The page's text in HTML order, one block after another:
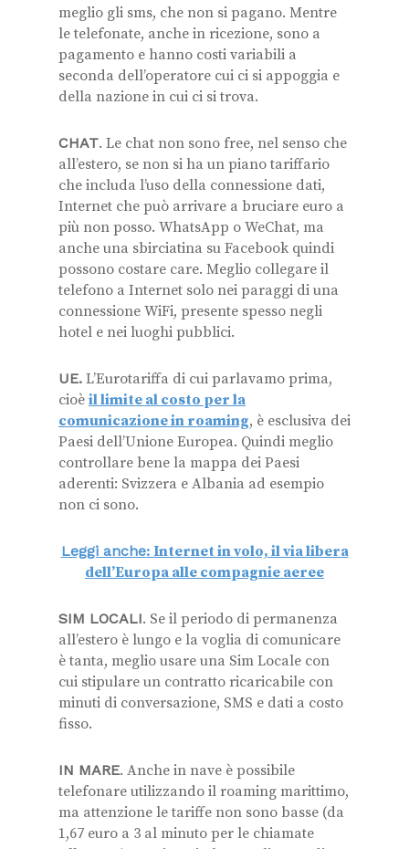
meglio gli sms, che non si pagano. Mentre
le telefonate, anche in ricezione, sono a
pagamento e hanno costi variabili a
seconda dell’operatore cui ci si appoggia e
della nazione in cui ci si trova.
CHAT. Le chat non sono free, nel senso che
all’estero, se non si ha un piano tariffario
che includa l’uso della connessione dati,
Internet che può arrivare a bruciare euro a
più non posso. WhatsApp o WeChat, ma
anche una sbirciatina su Facebook quindi
possono costare care. Meglio collegare il
telefono a Internet solo nei paraggi di una
connessione WiFi, presente spesso negli
hotel e nei luoghi pubblici.
UE. L’Eurotariffa di cui parlavamo prima,
cioè il limite al costo per la
comunicazione in roaming, è esclusiva dei
Paesi dell’Unione Europea. Quindi meglio
controllare bene la mappa dei Paesi
aderenti: Svizzera e Albania ad esempio
non ci sono.
Leggi anche: Internet in volo, il via libera
dell’Europa alle compagnie aeree
SIM LOCALI. Se il periodo di permanenza
all’estero è lungo e la voglia di comunicare
è tanta, meglio usare una Sim Locale con
cui stipulare un contratto ricaricabile con
minuti di conversazione, SMS e dati a costo
fisso.
IN MARE. Anche in nave è possibile
telefonare utilizzando il roaming marittimo,
ma attenzione le tariffe non sono basse (da
1,67 euro a 3 al minuto per le chiamate